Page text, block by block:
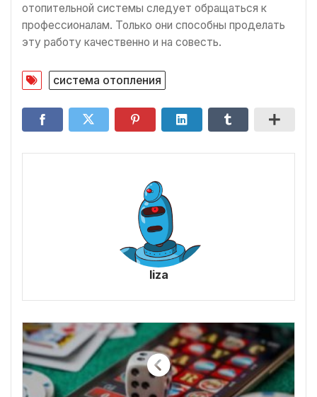
отопительной системы следует обращаться к
профессионалам. Только они способны проделать
эту работу качественно и на совесть.
система отопления
liza